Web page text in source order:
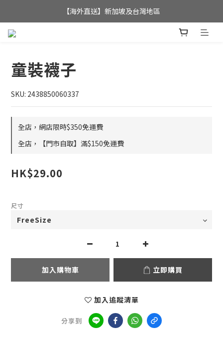
全店滿$350，即可享港澳地區免運費;
【海外直送】新加坡及台灣地區
童裝襪子
SKU: 2438850060337
全店，網店限時$350免運費
全店，【門市自取】滿$150免運費
HK$29.00
尺寸
加入購物車 立即購買
加入追蹤清單
分享到